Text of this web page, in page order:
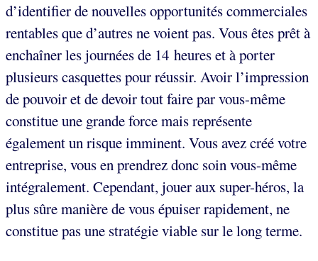
d’identifier de nouvelles opportunités commerciales
rentables que d’autres ne voient pas. Vous êtes prêt à
enchaîner les journées de 14 heures et à porter
plusieurs casquettes pour réussir. Avoir l’impression
de pouvoir et de devoir tout faire par vous-même
constitue une grande force mais représente
également un risque imminent. Vous avez créé votre
entreprise, vous en prendrez donc soin vous-même
intégralement. Cependant, jouer aux super-héros, la
plus sûre manière de vous épuiser rapidement, ne
constitue pas une stratégie viable sur le long terme.